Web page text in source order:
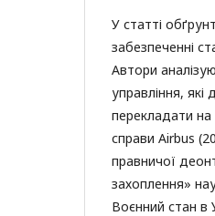
У статті
забезпеченні
Автори
управління,
перекладати на
справи Airbus
правничої
захоплення»
Воєнний стан в